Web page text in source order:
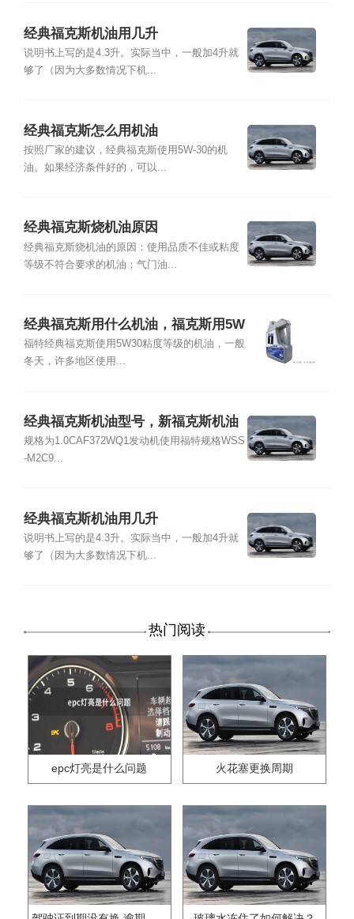
经典福克斯机油用几升
说明书上写的是4.3升。实际当中，一般加4升就
够了（因为大多数情况下机...
经典福克斯怎么用机油
按照厂家的建议，经典福克斯使用5W-30的机
油。如果经济条件好的，可以...
经典福克斯烧机油原因
经典福克斯烧机油的原因：使用品质不佳或粘度
等级不符合要求的机油；气门油...
经典福克斯用什么机油，福克斯用5W
30和5W40
福特经典福克斯使用5W30粘度等级的机油，一般
冬天，许多地区使用...
经典福克斯机油型号，新福克斯机油
机油粘度等级
规格为1.0CAF372WQ1发动机使用福特规格WSS
-M2C9...
经典福克斯机油用几升
说明书上写的是4.3升。实际当中，一般加4升就
够了（因为大多数情况下机...
热门阅读
epc灯亮是什么问题 火花塞更换周期